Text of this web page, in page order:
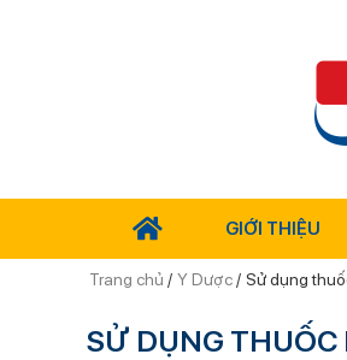
GIỚI THIỆU
Trang chủ / Y Dược/ Sử dụng
SỬ DỤNG THUỐC